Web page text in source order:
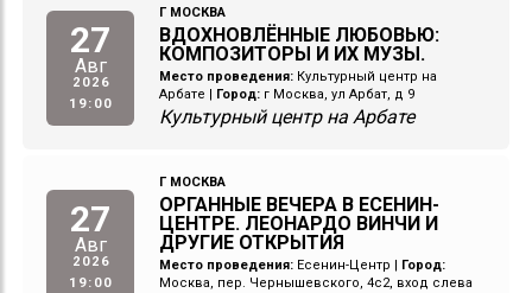
27
Авг
2026
19:00
Г МОСКВА
ВДОХНОВЛЁННЫЕ ЛЮБОВЬЮ:
КОМПОЗИТОРЫ И ИХ МУЗЫ.
Место проведения: Культурный центр на
Арбате
Город: г Москва, ул Арбат, д 9
Культурный центр на Арбате
27
Авг
2026
19:00
Г МОСКВА
ОРГАННЫЕ ВЕЧЕРА В ЕСЕНИН-
ЦЕНТРЕ. ЛЕОНАРДО ВИНЧИ И
ДРУГИЕ ОТКРЫТИЯ
Место проведения: Есенин-Центр
Город:
Москва, пер. Чернышевского, 4с2, вход слева